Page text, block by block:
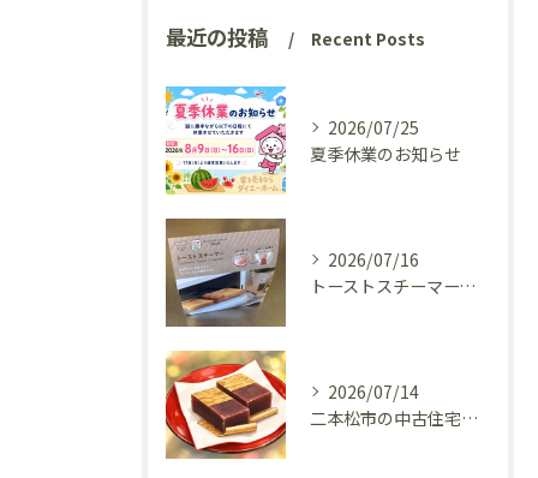
最近の投稿 Recent Posts
2026/07/25
夏季休業のお知らせ
2026/07/16
トーストスチーマーで、いつものパンが少し変わった話
2026/07/14
二本松市の中古住宅、リフォーム前の様子を見てきました(^^♪